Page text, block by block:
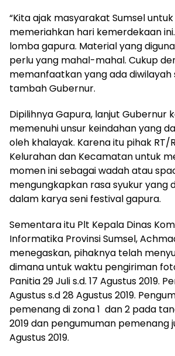
“Kita ajak masyarakat Sumsel
memeriahkan hari kemerdekaan
lomba gapura. Material yang
perlu yang mahal-mahal. Cukup
memanfaatkan yang ada diwilayah
tambah Gubernur.
Dipilihnya Gapura, lanjut Gubernur
memenuhi unsur keindahan yang
oleh khalayak. Karena itu pihak RT/
Kelurahan dan Kecamatan untuk
momen ini sebagai wadah atau
mengungkapkan rasa syukur yang
dalam karya seni festival gapura.
Sementara itu Plt Kepala Dinas
Informatika Provinsi Sumsel,
menegaskan, pihaknya telah
dimana untuk waktu pengiriman
Panitia 29 Juli s.d. 17 Agustus 2019.
Agustus s.d 28 Agustus 2019.
pemenang di zona 1 dan 2 pada
2019 dan pengumuman pemenang
Agustus 2019.